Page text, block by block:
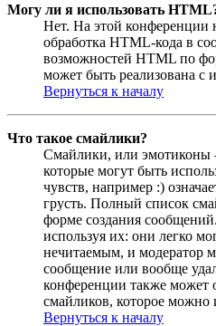
Могу ли я использовать
Нет. На этой конференции
обработка HTML-кода в
возможностей HTML по
может быть реализована с
Вернуться к началу
Что такое смайлики?
Смайлики, или эмотиконы
которые могут быть
чувств, например :)
грусть. Полный список
форме создания
используя их: они легко
нечитаемым, и модератор
сообщение или вообще
конференции также может
смайликов, которое можно
Вернуться к началу